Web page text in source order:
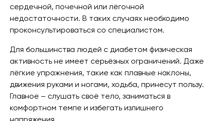
сердечной, почечной или лёгочной
недостаточности. В таких случаях необходимо
проконсультироваться со специалистом.
Для большинства людей с диабетом физическая
активность не имеет серьёзных ограничений. Даже
лёгкие упражнения, такие как плавные наклоны,
движения руками и ногами, ходьба, принесут пользу.
Главное – слушать своё тело, заниматься в
комфортном темпе и избегать излишнего